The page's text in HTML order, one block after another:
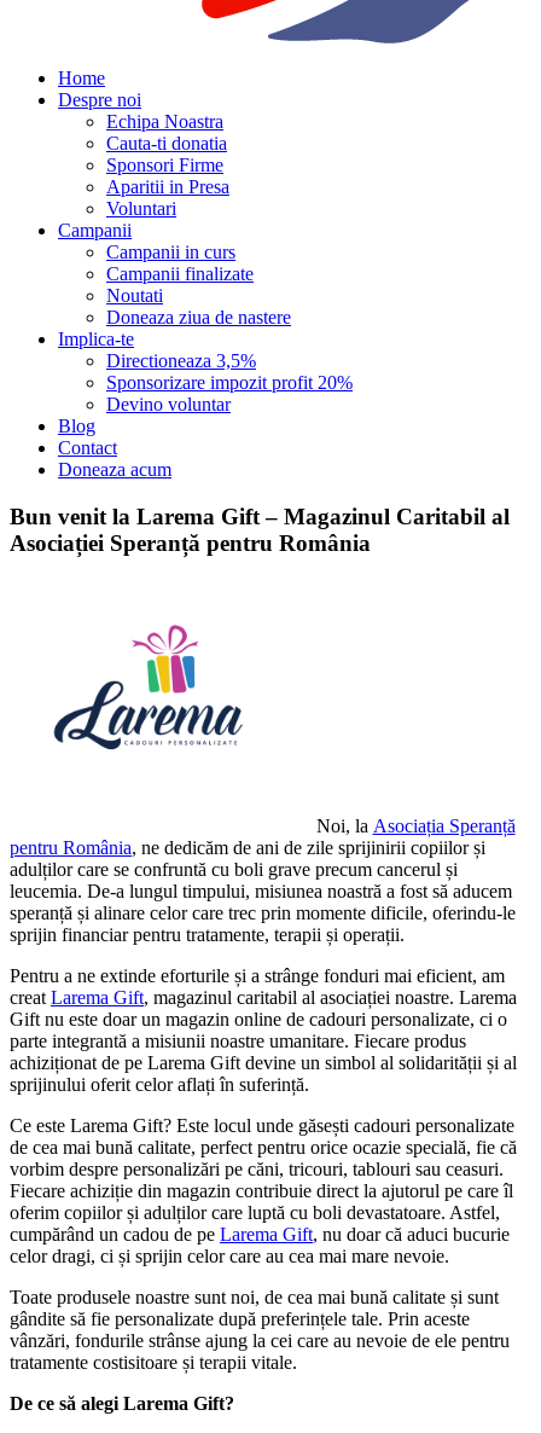
Home
Despre noi
Echipa Noastra
Cauta-ti donatia
Sponsori Firme
Aparitii in Presa
Voluntari
Campanii
Campanii in curs
Campanii finalizate
Noutati
Doneaza ziua de nastere
Implica-te
Directioneaza 3,5%
Sponsorizare impozit profit 20%
Devino voluntar
Blog
Contact
Doneaza acum
Bun venit la Larema Gift – Magazinul Caritabil al
Asociației Speranță pentru România
Noi, la Asociația Speranță
pentru România, ne dedicăm de ani de zile sprijinirii copiilor și
adulților care se confruntă cu boli grave precum cancerul și
leucemia. De-a lungul timpului, misiunea noastră a fost să aducem
speranță și alinare celor care trec prin momente dificile, oferindu-le
sprijin financiar pentru tratamente, terapii și operații.
Pentru a ne extinde eforturile și a strânge fonduri mai eficient, am
creatLarema Gift, magazinul caritabil al asociației noastre. Larema
Gift nu este doar un magazin online de cadouri personalizate, ci o
parte integrantă a misiunii noastre umanitare. Fiecare produs
achiziționat de pe Larema Gift devine un simbol al solidarității și al
sprijinului oferit celor aflați în suferință.
Ce este Larema Gift? Este locul unde găsești cadouri personalizate
de cea mai bună calitate, perfect pentru orice ocazie specială, fie că
vorbim despre personalizări pe căni, tricouri, tablouri sau ceasuri.
Fiecare achiziție din magazin contribuie direct la ajutorul pe care îl
oferim copiilor și adulților care luptă cu boli devastatoare. Astfel,
cumpărând un cadou de pe Larema Gift, nu doar că aduci bucurie
celor dragi, ci și sprijin celor care au cea mai mare nevoie.
Toate produsele noastre sunt noi, de cea mai bună calitate și sunt
gândite să fie personalizate după preferințele tale. Prin aceste
vânzări, fondurile strânse ajung la cei care au nevoie de ele pentru
tratamente costisitoare și terapii vitale.
De ce să alegi Larema Gift?